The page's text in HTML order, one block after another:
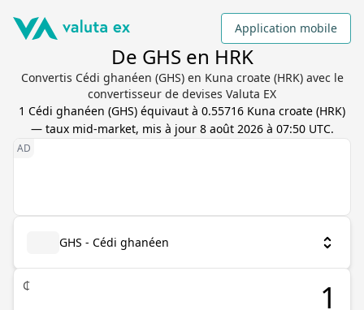
Application mobile
De GHS en HRK
Convertis Cédi ghanéen (GHS) en Kuna croate (HRK) avec le
convertisseur de devises Valuta EX
1 Cédi ghanéen (GHS) équivaut à 0.55716 Kuna croate (HRK)
— taux mid-market, mis à jour 8 août 2026 à 07:50 UTC.
GHS - Cédi ghanéen
₵